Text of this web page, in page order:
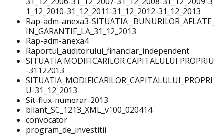
1_12_2010-31_12_2011-31_12_2012-31_12_2013
Rap-adm-anexa3-SITUATIA _BUNURILOR_AFLATE_
IN_GARANTIE_LA_31_12_2013
Rap-adm-anexa4
Raportul_auditorului_financiar_independent
SITUATIA MODIFICARILOR CAPITALULUI PROPRIU
-31122013
SITUATIA_MODIFICARILOR_CAPITALULUI_PROPRI
U-31_12_2013
Sit-flux-numerar-2013
bilant_SC_1213_XML_v100_020414
convocator
program_de_investitii